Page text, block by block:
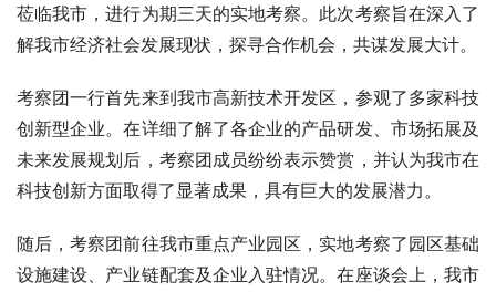
莅临我市，进行为期三天的实地考察。此次考察旨在深入了
解我市经济社会发展现状，探寻合作机会，共谋发展大计。
考察团一行首先来到我市高新技术开发区，参观了多家科技
创新型企业。在详细了解了各企业的产品研发、市场拓展及
未来发展规划后，考察团成员纷纷表示赞赏，并认为我市在
科技创新方面取得了显著成果，具有巨大的发展潜力。
随后，考察团前往我市重点产业园区，实地考察了园区基础
设施建设、产业链配套及企业入驻情况。在座谈会上，我市